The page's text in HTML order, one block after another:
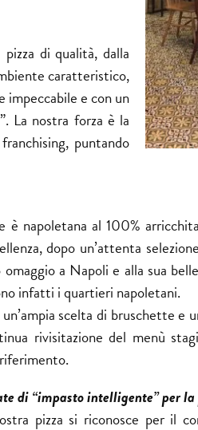
di qualità, dalla
caratteristico,
impeccabile e con un
La nostra forza è la
puntando
napoletana al 100%
dopo un’attenta
a Napoli e alla sua
infatti i quartieri napoletani.
scelta di bruschette e
rivisitazione del menù
di “impasto intelligente” per
pizza si riconosce per il